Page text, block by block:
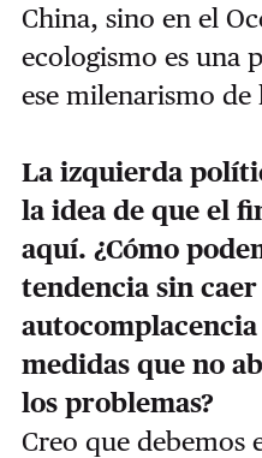
China, sino en el
ecologismo es una
ese milenarismo de
La izquierda
la idea de que el
aquí. ¿Cómo
tendencia sin caer
medidas que no
los problemas?
Creo que debemos